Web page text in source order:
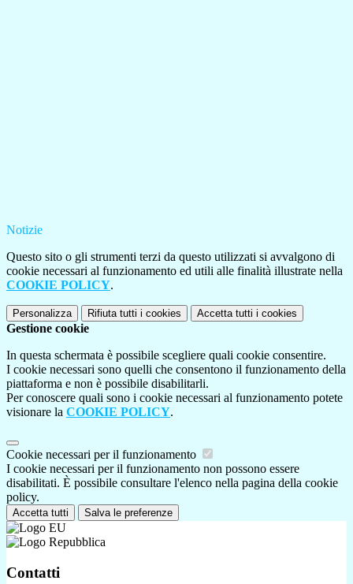
Notizie
Questo sito o gli strumenti terzi da questo utilizzati si avvalgono di
cookie necessari al funzionamento ed utili alle finalità illustrate nella
COOKIE POLICY.
Personalizza Rifiuta tutti i cookies Accetta tutti i cookies
Gestione cookie
In questa schermata è possibile scegliere quali cookie consentire.
I cookie necessari sono quelli che consentono il funzionamento della
piattaforma e non è possibile disabilitarli.
Per conoscere quali sono i cookie necessari al funzionamento potete
visionare la COOKIE POLICY.
Cookie necessari per il funzionamento
I cookie necessari per il funzionamento non possono essere
disabilitati. È possibile consultare l'elenco nella pagina della cookie
policy.
Accetta tutti Salva le preferenze
Contatti